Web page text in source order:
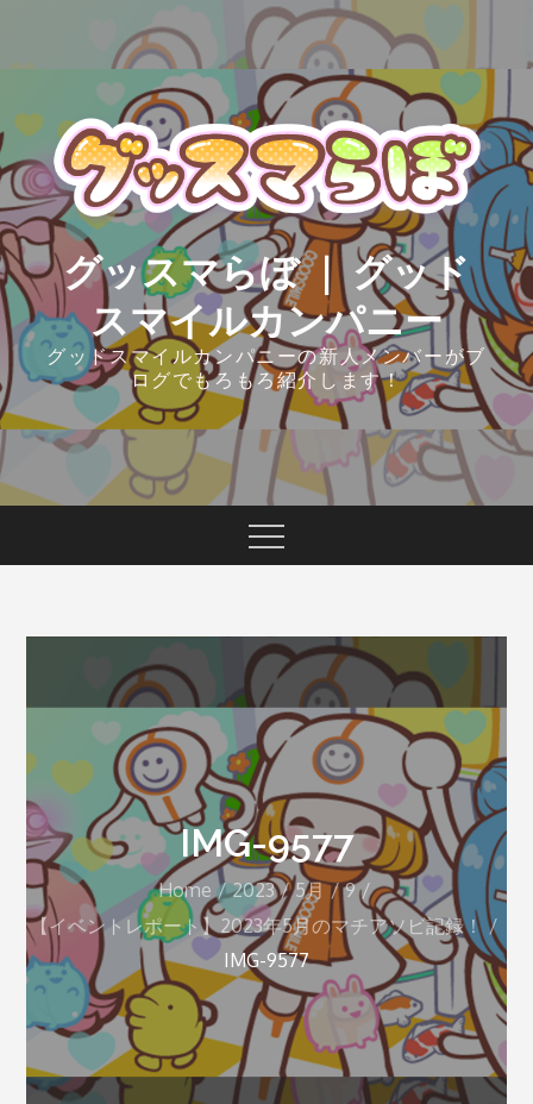
グッスマらぼ ｜ グッド
スマイルカンパニー
グッドスマイルカンパニーの新人メンバーがブ
ログでもろもろ紹介します！
IMG-9577
Home 2023 5月
9
【イベントレポート】2023年5月のマチアソビ記録！
IMG-9577